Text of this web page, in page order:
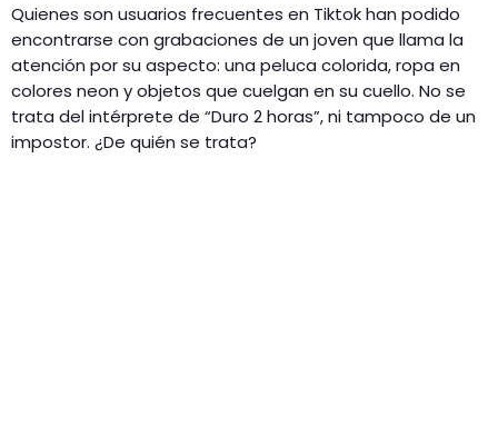
Quienes son usuarios frecuentes en Tiktok han podido
encontrarse con grabaciones de un joven que llama la
atención por su aspecto: una peluca colorida, ropa en
colores neon y objetos que cuelgan en su cuello. No se
trata del intérprete de “Duro 2 horas”, ni tampoco de un
impostor. ¿De quién se trata?